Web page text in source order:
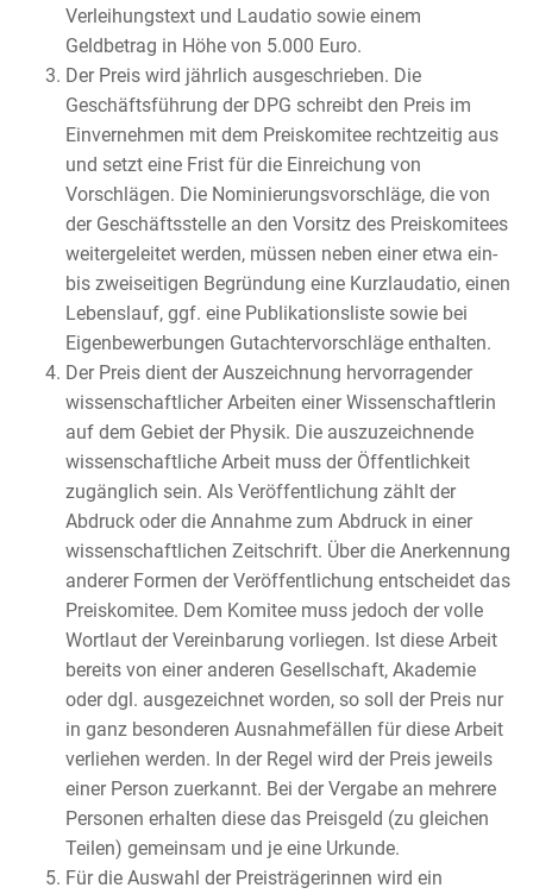
Verleihungstext und Laudatio sowie einem
Geldbetrag in Höhe von 5.000 Euro.
Der Preis wird jährlich ausgeschrieben. Die
Geschäftsführung der DPG schreibt den Preis im
Einvernehmen mit dem Preiskomitee rechtzeitig aus
und setzt eine Frist für die Einreichung von
Vorschlägen. Die Nominierungsvorschläge, die von
der Geschäftsstelle an den Vorsitz des Preiskomitees
weitergeleitet werden, müssen neben einer etwa ein-
bis zweiseitigen Begründung eine Kurzlaudatio, einen
Lebenslauf, ggf. eine Publikationsliste sowie bei
Eigenbewerbungen Gutachtervorschläge enthalten.
Der Preis dient der Auszeichnung hervorragender
wissenschaftlicher Arbeiten einer Wissenschaftlerin
auf dem Gebiet der Physik. Die auszuzeichnende
wissenschaftliche Arbeit muss der Öffentlichkeit
zugänglich sein. Als Veröffentlichung zählt der
Abdruck oder die Annahme zum Abdruck in einer
wissenschaftlichen Zeitschrift. Über die Anerkennung
anderer Formen der Veröffentlichung entscheidet das
Preiskomitee. Dem Komitee muss jedoch der volle
Wortlaut der Vereinbarung vorliegen. Ist diese Arbeit
bereits von einer anderen Gesellschaft, Akademie
oder dgl. ausgezeichnet worden, so soll der Preis nur
in ganz besonderen Ausnahmefällen für diese Arbeit
verliehen werden. In der Regel wird der Preis jeweils
einer Person zuerkannt. Bei der Vergabe an mehrere
Personen erhalten diese das Preisgeld (zu gleichen
Teilen) gemeinsam und je eine Urkunde.
Für die Auswahl der Preisträgerinnen wird ein